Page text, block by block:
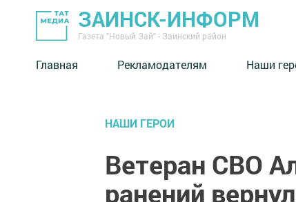
ЗАИНСК-ИНФОРМ
Газета "Новый Зай" - Заинский район
Главная Рекламодателям Наши
НАШИ ГЕРОИ
Ветеран СВО
ранений